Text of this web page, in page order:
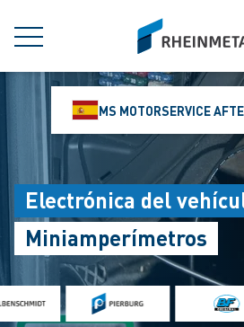
MENÚ
siteLogo
MS MOTORSERVICE
Electrónica del
Miniamperímetros